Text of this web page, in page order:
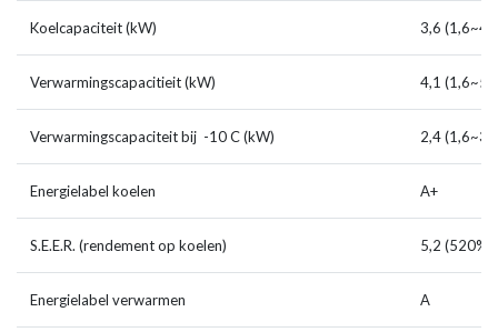
Koelcapaciteit (kW) 3,6
Verwarmingscapacitieit (kW) 4,1
Verwarmingscapaciteit bij -10 C (kW) 2,4
Energielabel koelen A+
S.E.E.R. (rendement op koelen) 5,2 (520%)
Energielabel verwarmen A